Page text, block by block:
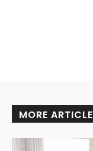
MORE ARTICLE